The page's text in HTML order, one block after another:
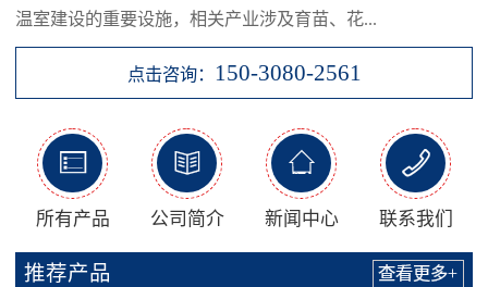
温室建设的重要设施，相关产业涉及育苗、花...
点击咨询： 150-3080-2561

所有产品

公司简介

新闻中心

联系我们
推荐产品 查看更多+